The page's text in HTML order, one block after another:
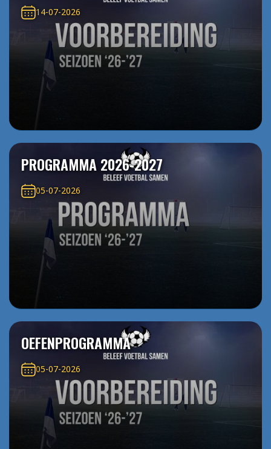
14-07-2026
PROGRAMMA 2026-2027
05-07-2026
OEFENPROGRAMMA
05-07-2026